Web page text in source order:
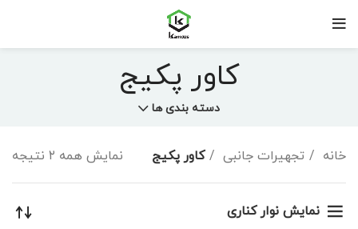
کاور پکیج
دسته بندی ها
خانه تجهیرات جانبی کاور پکیج نمایش همه ۲ نتیجه
نمایش نوار کناری